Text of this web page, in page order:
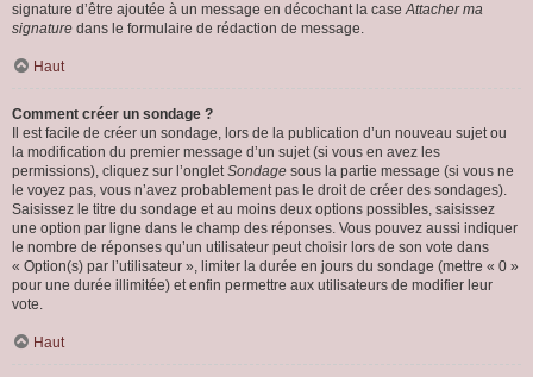
signature d’être ajoutée à un message en décochant la caseAttacher ma
signature dans le formulaire de rédaction de message.
Haut
Comment créer un sondage ?
Il est facile de créer un sondage, lors de la publication d’un nouveau sujet ou
la modification du premier message d’un sujet (si vous en avez les
permissions), cliquez sur l’ongletSondage sous la partie message (si vous ne
le voyez pas, vous n’avez probablement pas le droit de créer des sondages).
Saisissez le titre du sondage et au moins deux options possibles, saisissez
une option par ligne dans le champ des réponses. Vous pouvez aussi indiquer
le nombre de réponses qu’un utilisateur peut choisir lors de son vote dans
« Option(s) par l’utilisateur », limiter la durée en jours du sondage (mettre « 0 »
pour une durée illimitée) et enfin permettre aux utilisateurs de modifier leur
vote.
Haut